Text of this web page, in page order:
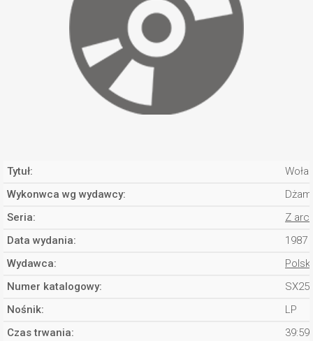
Tytuł:
Wykonwca wg wydawcy:
Seria:
Z
Data wydania:
1987
Wydawca:
Numer katalogowy:
Nośnik:
LP
Czas trwania:
39:59